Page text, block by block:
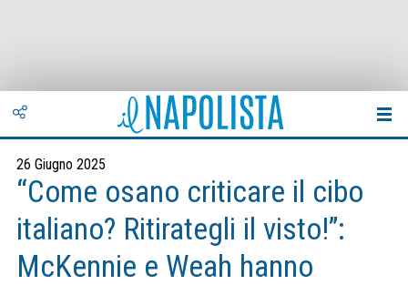
26 Giugno 2025
“Come osano criticare il cibo
italiano? Ritirategli il visto!”:
McKennie e Weah hanno